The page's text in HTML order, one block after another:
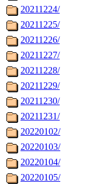
20211224/
20211225/
20211226/
20211227/
20211228/
20211229/
20211230/
20211231/
20220102/
20220103/
20220104/
20220105/